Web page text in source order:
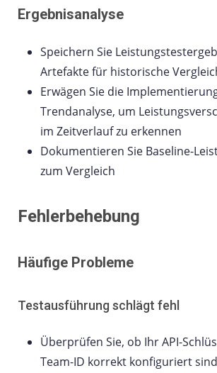
Ergebnisanalyse
Speichern Sie
Artefakte für historische
Erwägen Sie die
Trendanalyse, um
im Zeitverlauf zu erkennen
Dokumentieren Sie Baseline-
zum Vergleich
Fehlerbehebung
Häufige Probleme
Testausführung schlägt fehl
Überprüfen Sie, ob Ihr API-
Team-ID korrekt konfiguriert sind